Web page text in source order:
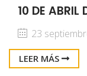
10 DE ABRIL
23
LEER MÁS